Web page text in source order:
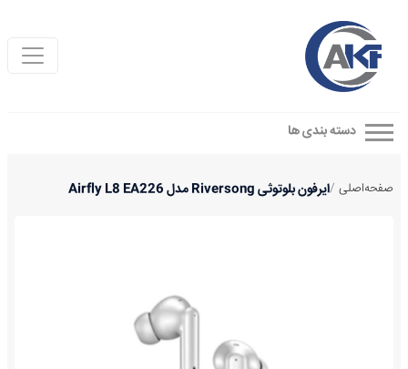
دسته بندی ها
صفحه‌اصلی / ایرفون بلوتوثی Riversong مدل Airfly L8 EA226